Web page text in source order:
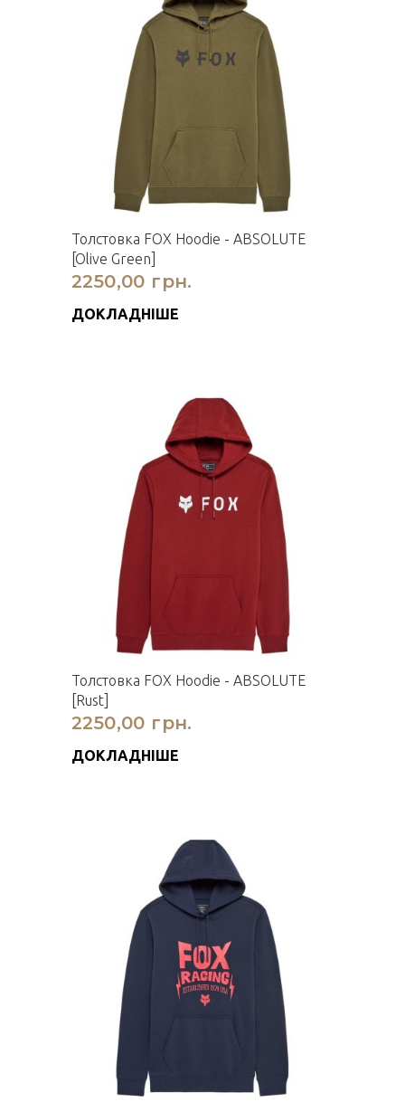
Толстовка FOX Hoodie - ABSOLUTE
[Olive Green]
2250,00 грн.
ДОКЛАДНІШЕ
Толстовка FOX Hoodie - ABSOLUTE
[Rust]
2250,00 грн.
ДОКЛАДНІШЕ